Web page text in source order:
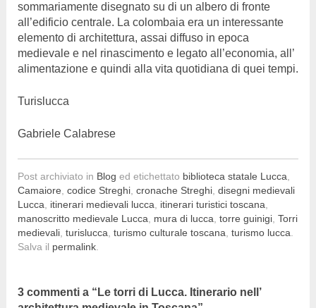
sommariamente disegnato su di un albero di fronte
all’edificio centrale. La colombaia era un interessante
elemento di architettura, assai diffuso in epoca
medievale e nel rinascimento e legato all’economia, all’
alimentazione e quindi alla vita quotidiana di quei tempi.
Turislucca
Gabriele Calabrese
Post archiviato in Blog ed etichettato biblioteca statale Lucca,
Camaiore, codice Streghi, cronache Streghi, disegni medievali
Lucca, itinerari medievali lucca, itinerari turistici toscana,
manoscritto medievale Lucca, mura di lucca, torre guinigi, Torri
medievali, turislucca, turismo culturale toscana, turismo lucca.
Salva il permalink.
3 commenti a “ Le torri di Lucca. Itinerario nell’